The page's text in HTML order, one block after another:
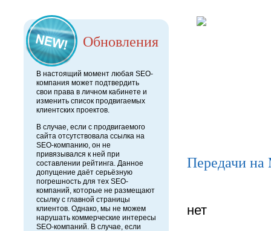
Обновления
В настоящий момент любая SEO-
компания может подтвердить
свои права в личном кабинете и
изменить список продвигаемых
клиентских проектов.
В случае, если с продвигаемого
сайта отсутствовала ссылка на
SEO-компанию, он не
привязывался к ней при
составлении рейтинга. Данное
допущение даёт серьёзную
погрешность для тех SEO-
компаний, которые не размещают
ссылку с главной страницы
клиентов. Однако, мы не можем
нарушать коммерческие интересы
SEO-компаний. В случае, если
Передачи на
нет